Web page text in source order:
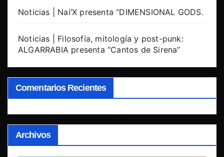
Noticias | Nai’X presenta “DIMENSIONAL GODS.
Noticias | Filosofía, mitología y post-punk:
ALGARRABIA presenta “Cantos de Sirena”
Comentarios Recientes
Archivos